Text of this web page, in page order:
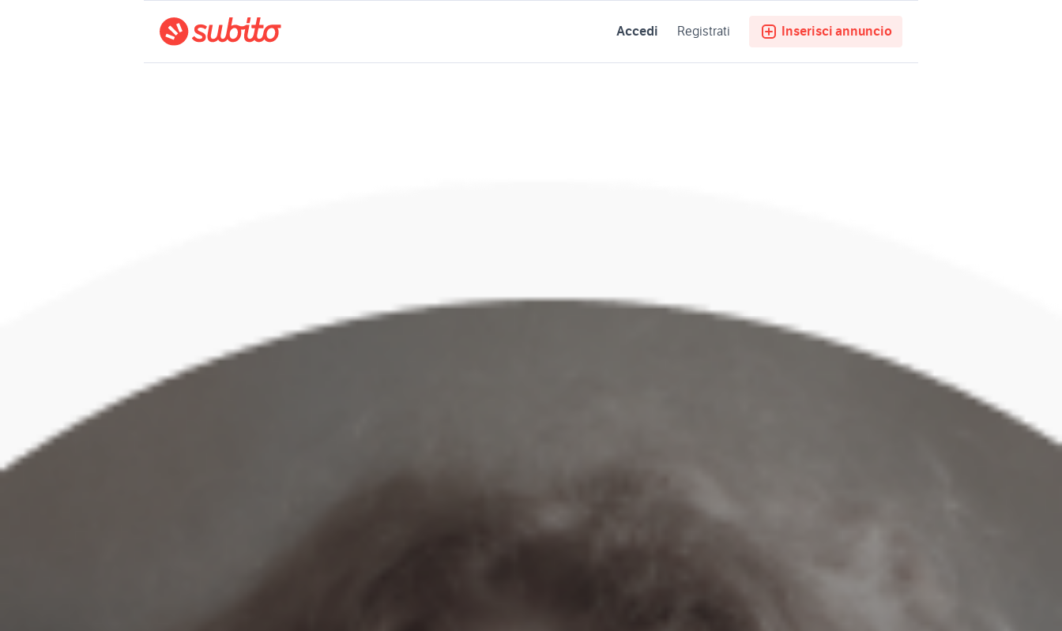
Accedi Registrati Inserisci annuncio